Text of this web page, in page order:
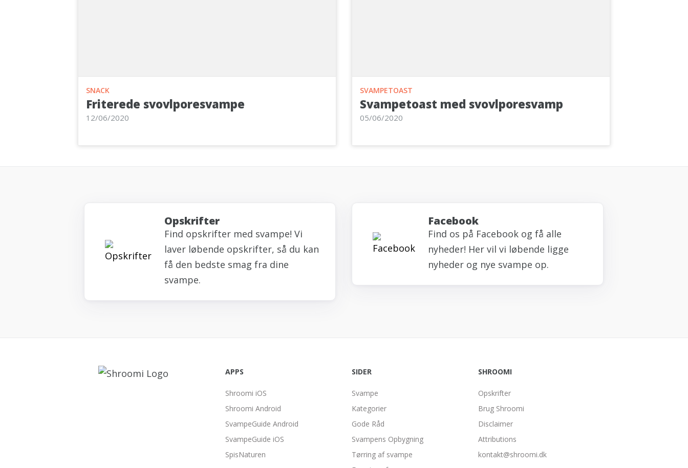
SNACK
Friterede svovlporesvampe
12/06/2020
SVAMPETOAST
Svampetoast med svovlporesvamp
05/06/2020
Opskrifter
Find opskrifter med svampe! Vi
laver løbende opskrifter, så du kan
få den bedste smag fra dine
svampe.
Facebook
Find os på Facebook og få alle
nyheder! Her vil vi løbende ligge
nyheder og nye svampe op.
APPS
Shroomi iOS
Shroomi Android
SvampeGuide Android
SvampeGuide iOS
SpisNaturen
SIDER
Svampe
Kategorier
Gode Råd
Svampens Opbygning
Tørring af svampe
SHROOMI
Opskrifter
Brug Shroomi
Disclaimer
Attributions
kontakt@shroomi.dk